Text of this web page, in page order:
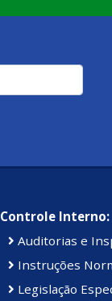
Controle Interno:
Auditorias e
Instruções
Legislação